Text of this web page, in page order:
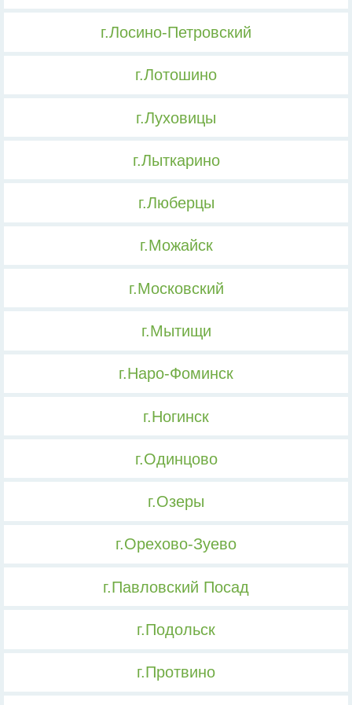
г.Лосино-Петровский
г.Лотошино
г.Луховицы
г.Лыткарино
г.Люберцы
г.Можайск
г.Московский
г.Мытищи
г.Наро-Фоминск
г.Ногинск
г.Одинцово
г.Озеры
г.Орехово-Зуево
г.Павловский Посад
г.Подольск
г.Протвино